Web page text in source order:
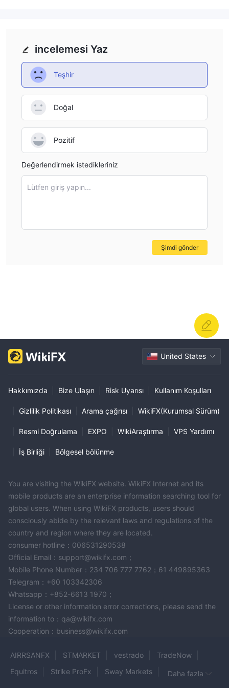
to turn to for dispute resolution. Without regulation, LBMA
can lead to financial instability.
incelemesi Yaz
Teşhir
Doğal
Pozitif
Değerlendirmek istedikleriniz
Lütfen giriş yapın...
Şimdi gönder
United States
Hakkımızda Bize Ulaşın Risk Uyarısı Kullanım Koşulları
Gizlilik Politikası Arama çağrısı WikiFX(Kurumsal Sürüm)
Resmi Doğrulama EXPO WikiAraştırma VPS Yardımı
İş Birliği Bölgesel bölünme
You are visiting the WikiFX website. WikiFX Internet and its
mobile products are an enterprise information searching tool for
global users. When using WikiFX products, users should
consciously abide by the relevant laws and regulations of the
country and region where they are located.
consumer hotline：006531290538
Official Email：support@wikifx.com；
Mobile Phone Number：234 706 777 7762；61 449895363
Telegram：+60 103342306
Whatsapp：+852-6613 1970；
License or other information error corrections, please send the
information to：qa@wikifx.com
Cooperation：business@wikifx.com
AIRRSANFX STMARKET vestrado
TradeNow
Equitros
Strike ProFx
Sway Markets
Daha fazla